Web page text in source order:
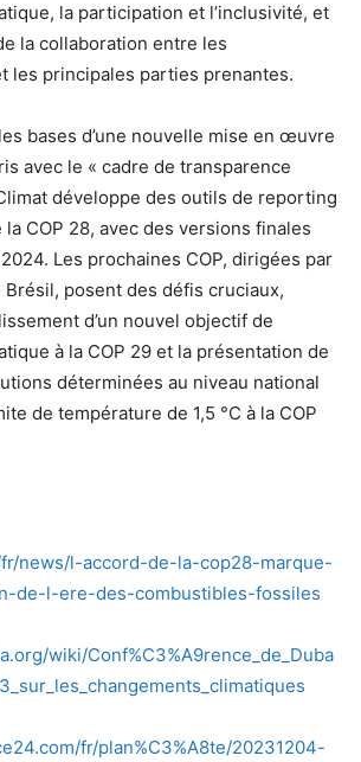
la participation et l’inclusivité, et
la collaboration entre les
les principales parties prenantes.
bases d’une nouvelle mise en œuvre
avec le « cadre de transparence
développe des outils de reporting
COP 28, avec des versions finales
Les prochaines COP, dirigées par
Brésil, posent des défis cruciaux,
d’un nouvel objectif de
à la COP 29 et la présentation de
déterminées au niveau national
de température de 1,5 °C à la COP
news/l-accord-de-la-cop28-marque-
de-l-ere-des-combustibles-fossiles
wiki/Conf%C3%A9rence_de_Duba
fr/plan%C3%A8te/20231204-